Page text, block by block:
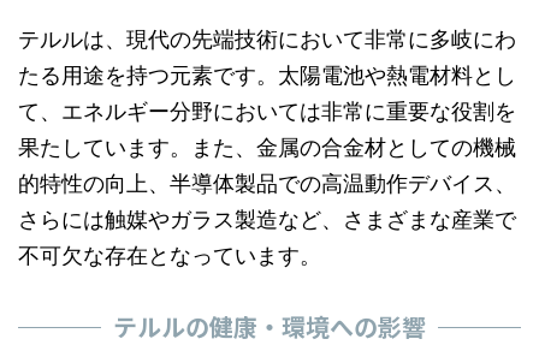
テルルは、現代の先端技術において非常に多岐にわ
たる用途を持つ元素です。太陽電池や熱電材料とし
て、エネルギー分野においては非常に重要な役割を
果たしています。また、金属の合金材としての機械
的特性の向上、半導体製品での高温動作デバイス、
さらには触媒やガラス製造など、さまざまな産業で
不可欠な存在となっています。
テルルの健康・環境への影響